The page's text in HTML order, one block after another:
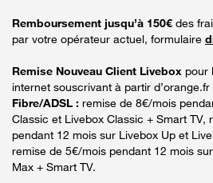
Remboursement jusqu’à 150€ des
par votre opérateur actuel, formulaire
Remise Nouveau Client Livebox pour
internet souscrivant à partir d’orange.fr
Fibre/ADSL : remise de 8€/mois
Classic et Livebox Classic + Smart TV,
pendant 12 mois sur Livebox Up et
remise de 5€/mois pendant 12 mois
Max + Smart TV.